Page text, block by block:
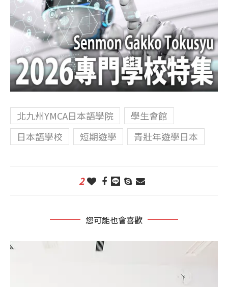
北九州YMCA日本語學院
學生會館
日本語學校
短期遊學 青壯年遊學日本
2
您可能也會喜歡